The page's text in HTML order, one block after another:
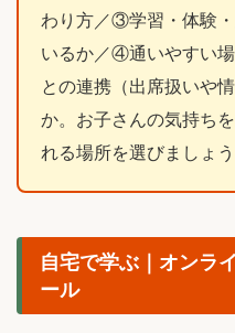
わり方／③学習・体験
いるか／④通いやすい
との連携（出席扱いや
か。お子さんの気持ち
れる場所を選びましょう
自宅で学ぶ｜オンラ
ール